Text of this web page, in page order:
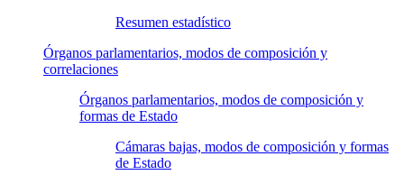
Resumen estadístico
Órganos parlamentarios, modos de composición y
correlaciones
Órganos parlamentarios, modos de composición y
formas de Estado
Cámaras bajas, modos de composición y formas
de Estado